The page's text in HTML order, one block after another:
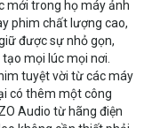
mới trong họ máy ảnh
phim chất lượng cao,
được sự nhỏ gọn,
mọi lúc mọi nơi.
tuyệt vời từ các máy
có thêm một công
Audio từ hãng điện